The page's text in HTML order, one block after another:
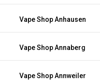
Vape Shop Anhausen
Vape Shop Annaberg
Vape Shop Annweiler